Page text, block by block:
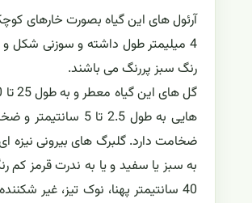
4 میلیمتر طول داشته و سوزنی شکل
رنگ سبز پررنگ می باشند.